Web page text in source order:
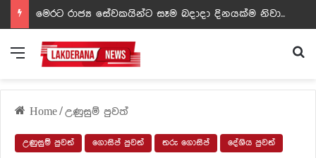
ඩඩ්ලිට දෙවෙනි නොවූ රත්න සහල් අධිපති..- PHOTOS
Menu
Home/උණුසුම් පුවත්
උණුසුම් පුවත් ගොසිප් පුවත් තරු ගොසිප් දේශිය පුවත්